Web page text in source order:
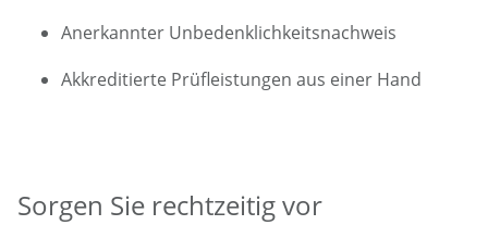
Anerkannter Unbedenklichkeitsnachweis
Akkreditierte Prüfleistungen aus einer Hand
Sorgen Sie rechtzeitig vor